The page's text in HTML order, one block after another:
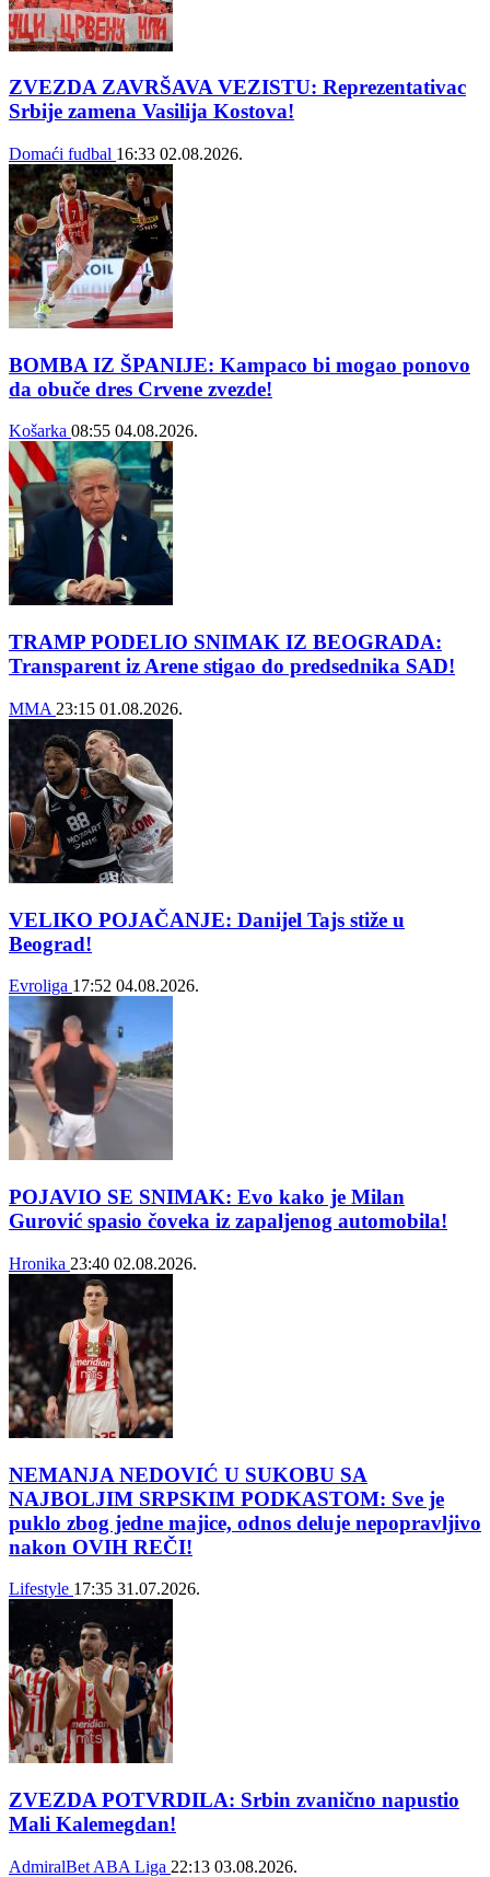
ZVEZDA ZAVRŠAVA VEZISTU: Reprezentativac
Srbije zamena Vasilija Kostova!
Domaći fudbal 16:33 02.08.2026.
BOMBA IZ ŠPANIJE: Kampaco bi mogao ponovo
da obuče dres Crvene zvezde!
Košarka 08:55 04.08.2026.
TRAMP PODELIO SNIMAK IZ BEOGRADA:
Transparent iz Arene stigao do predsednika SAD!
MMA 23:15 01.08.2026.
VELIKO POJAČANJE: Danijel Tajs stiže u
Beograd!
Evroliga 17:52 04.08.2026.
POJAVIO SE SNIMAK: Evo kako je Milan
Gurović spasio čoveka iz zapaljenog automobila!
Hronika 23:40 02.08.2026.
NEMANJA NEDOVIĆ U SUKOBU SA
NAJBOLJIM SRPSKIM PODKASTOM: Sve je
puklo zbog jedne majice, odnos deluje nepopravljivo
nakon OVIH REČI!
Lifestyle 17:35 31.07.2026.
ZVEZDA POTVRDILA: Srbin zvanično napustio
Mali Kalemegdan!
AdmiralBet ABA Liga 22:13 03.08.2026.